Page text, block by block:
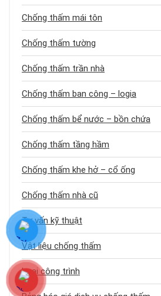
Chống thấm mái tôn
Chống thấm tường
Chống thấm trần nhà
Chống thấm ban công – logia
Chống thấm bể nước – bồn chứa
Chống thấm tầng hầm
Chống thấm khe hở – cổ ống
Chống thấm nhà cũ
Tư vấn kỹ thuật
Vật liệu chống thấm
Loại công trình